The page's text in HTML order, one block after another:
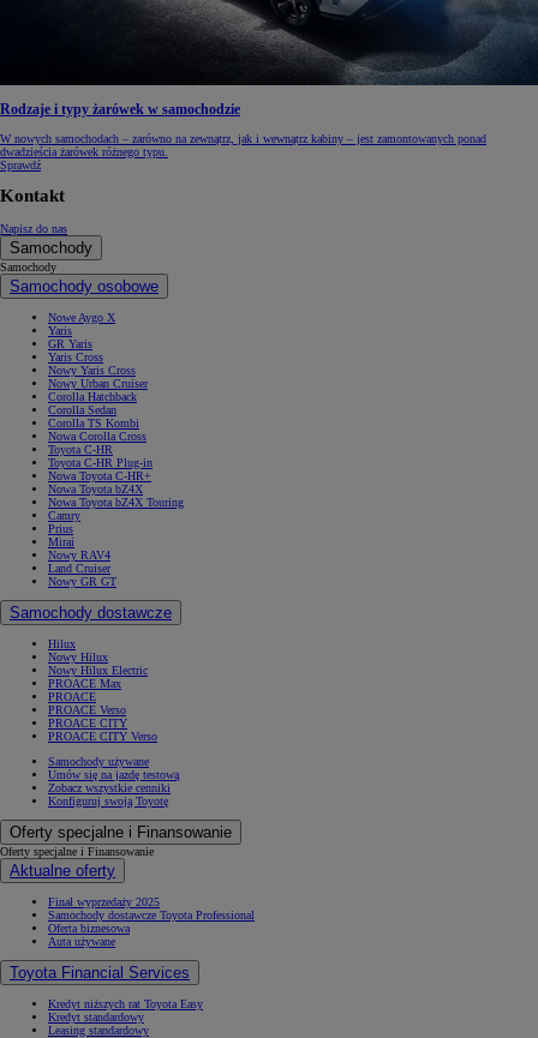
Rodzaje i typy żarówek w samochodzie
W nowych samochodach – zarówno na zewnątrz, jak i wewnątrz kabiny – jest zamontowanych ponad
dwadzieścia żarówek różnego typu.
Sprawdź
Kontakt
Napisz do nas
Samochody
Samochody
Samochody osobowe
Nowe Aygo X
Yaris
GR Yaris
Yaris Cross
Nowy Yaris Cross
Nowy Urban Cruiser
Corolla Hatchback
Corolla Sedan
Corolla TS Kombi
Nowa Corolla Cross
Toyota C-HR
Toyota C-HR Plug-in
Nowa Toyota C-HR+
Nowa Toyota bZ4X
Nowa Toyota bZ4X Touring
Camry
Prius
Mirai
Nowy RAV4
Land Cruiser
Nowy GR GT
Samochody dostawcze
Hilux
Nowy Hilux
Nowy Hilux Electric
PROACE Max
PROACE
PROACE Verso
PROACE CITY
PROACE CITY Verso
Samochody używane
Umów się na jazdę testową
Zobacz wszystkie cenniki
Konfiguruj swoją Toyotę
Oferty specjalne i Finansowanie
Oferty specjalne i Finansowanie
Aktualne oferty
Finał wyprzedaży 2025
Samochody dostawcze Toyota Professional
Oferta biznesowa
Auta używane
Toyota Financial Services
Kredyt niższych rat Toyota Easy
Kredyt standardowy
Leasing standardowy